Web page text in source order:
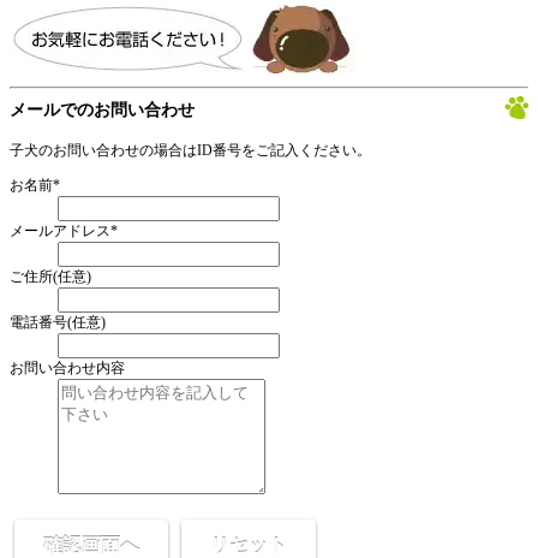
メールでのお問い合わせ
子犬のお問い合わせの場合はID番号をご記入ください。
お名前*
メールアドレス*
ご住所(任意)
電話番号(任意)
お問い合わせ内容